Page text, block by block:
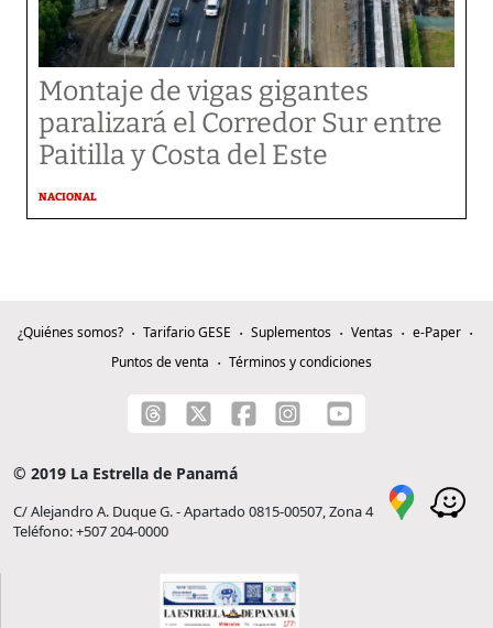
Montaje de vigas gigantes
paralizará el Corredor Sur entre
Paitilla y Costa del Este
NACIONAL
¿Quiénes somos? Tarifario GESE Suplementos Ventas
e-Paper
Puntos de venta
Términos y condiciones
© 2019 La Estrella de Panamá
C/ Alejandro A. Duque G. - Apartado 0815-00507, Zona 4
Teléfono: +507 204-0000